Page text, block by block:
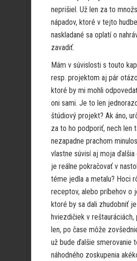
neprišiel. Už len za to
nápadov, ktoré v tejto
naskladané sa oplatí o
zavadiť.
Mám v súvislosti s touto
resp. projektom aj pár
ktoré by mi mohli
oni sami. Je to len
štúdiový projekt? Ak áno,
za to ho podporiť, nech len
nezapadne prachom
vlastne súvisí aj moja ďalšia
je reálne pokračovať v
téme jedla a metalu? Hoci
receptov, alebo príbehov o
ktoré by sa dali zhudobniť
hviezdičiek v reštauráciách,
len, po čase môže
už bude ďalšie smerovanie
náhodného zoskupenia